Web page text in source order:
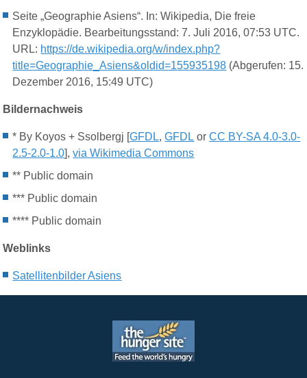
Seite „Geographie Asiens“. In: Wikipedia, Die freie
Enzyklopädie. Bearbeitungsstand: 7. Juli 2016, 07:53 UTC.
URL: https://de.wikipedia.org/w/index.php?
title=Geographie_Asiens&oldid=155935198 (Abgerufen: 15.
Dezember 2016, 15:49 UTC)
Bildernachweis
* By Koyos + Ssolbergj [GFDL,GFDL orCC BY-SA 4.0-3.0-
2.5-2.0-1.0],via Wikimedia Commons
** Public domain
*** Public domain
**** Public domain
Weblinks
Satellitenbilder Asiens